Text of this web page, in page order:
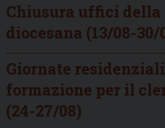
Chiusura uffici della
diocesana (13/08-30/
Giornate
formazione per il
(24-27/08)